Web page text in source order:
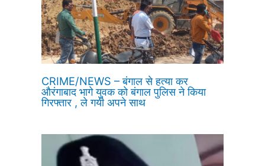
CRIME/NEWS – बंगाल से हत्या कर
औरंगाबाद भागे युवक को बंगाल पुलिस ने किया
गिरफ्तार , ले गयी अपने साथ